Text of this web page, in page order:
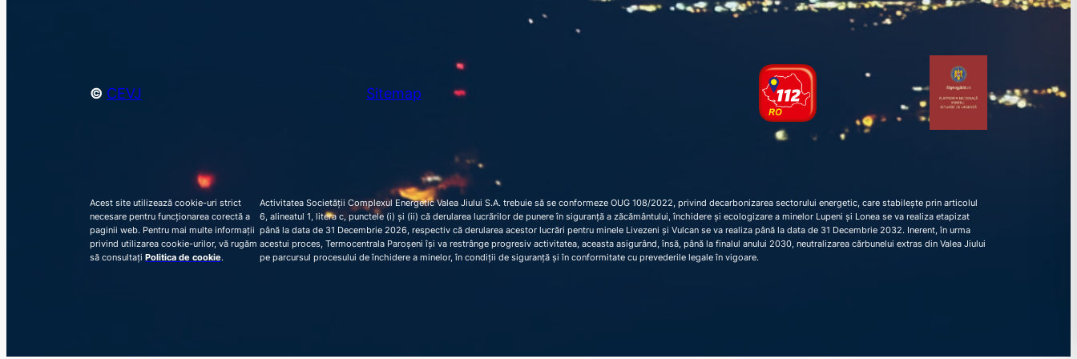
© CEVJ Sitemap
Acest site utilizează cookie-uri strict
necesare pentru funcționarea corectă a
paginii web. Pentru mai multe informații
privind utilizarea cookie-urilor, vă rugăm
să consultați Politica de cookie.
Activitatea Societății Complexul Energetic Valea Jiului S.A. trebuie să se conformeze OUG 108/2022, privind decarbonizarea sectorului energetic, care stabilește prin articolul
6, alineatul 1, litera c, punctele (i) și (ii) că derularea lucrărilor de punere în siguranță a zăcământului, închidere și ecologizare a minelor Lupeni și Lonea se va realiza etapizat
până la data de 31 Decembrie 2026, respectiv că derularea acestor lucrări pentru minele Livezeni și Vulcan se va realiza până la data de 31 Decembrie 2032. Inerent, în urma
acestui proces, Termocentrala Paroșeni își va restrânge progresiv activitatea, aceasta asigurând, însă, până la finalul anului 2030, neutralizarea cărbunelui extras din Valea Jiului
pe parcursul procesului de închidere a minelor, în condiții de siguranță și în conformitate cu prevederile legale în vigoare.